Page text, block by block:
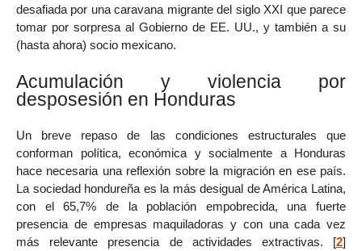
desafiada por una caravana migrante del siglo XXI que parece
tomar por sorpresa al Gobierno de EE. UU., y también a su
(hasta ahora) socio mexicano.
Acumulación y violencia por
desposesión en Honduras
Un breve repaso de las condiciones estructurales que
conforman política, económica y socialmente a Honduras
hace necesaria una reflexión sobre la migración en ese país.
La sociedad hondureña es la más desigual de América Latina,
con el 65,7% de la población empobrecida, una fuerte
presencia de empresas maquiladoras y con una cada vez
más relevante presencia de actividades extractivas. [2]